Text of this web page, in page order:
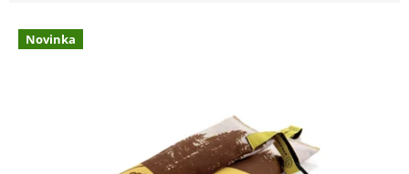
V Novinka